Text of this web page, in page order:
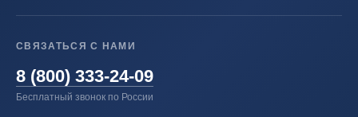
СВЯЗАТЬСЯ С НАМИ
8 (800) 333-24-09
Бесплатный звонок по России